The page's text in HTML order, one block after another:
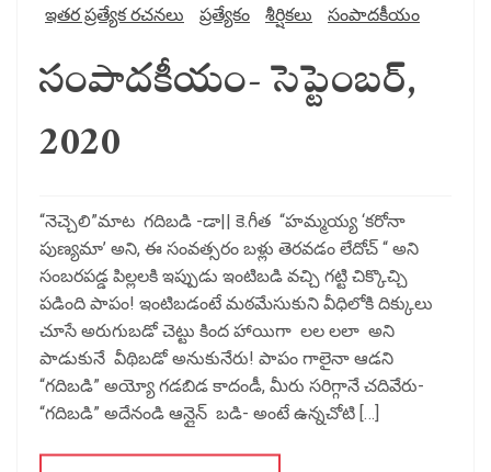
ఇతర ప్రత్యేక రచనలు
ప్రత్యేకం శీర్షికలు సంపాదకీయం
సంపాదకీయం- సెప్టెంబర్,
2020
“నెచ్చెలి”మాట గదిబడి -డా|| కె.గీత “హమ్మయ్య ‘కరోనా
పుణ్యమా’ అని, ఈ సంవత్సరం బళ్లు తెరవడం లేదోచ్ “ అని
సంబరపడ్డ పిల్లలకి ఇప్పుడు ఇంటిబడి వచ్చి గట్టి చిక్కొచ్చి
పడింది పాపం! ఇంటిబడంటే మఠమేసుకుని వీధిలోకి దిక్కులు
చూసే అరుగుబడో చెట్టు కింద హాయిగా లల లలా అని
పాడుకునే వీథిబడో అనుకునేరు! పాపం గాలైనా ఆడని
“గదిబడి” అయ్యో గడబిడ కాదండీ, మీరు సరిగ్గానే చదివేరు-
“గదిబడి” అదేనండి ఆన్లైన్ బడి- అంటే ఉన్నచోటి […]